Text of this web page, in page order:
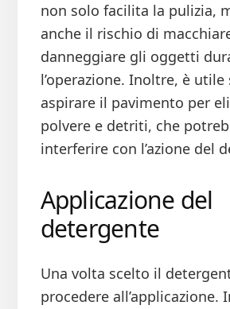
non solo facilita la pulizia,
anche il rischio di
danneggiare gli oggetti
l’operazione. Inoltre, è utile
aspirare il pavimento per
polvere e detriti, che
interferire con l’azione del
Applicazione del
detergente
Una volta scelto il
procedere all’applicazione.